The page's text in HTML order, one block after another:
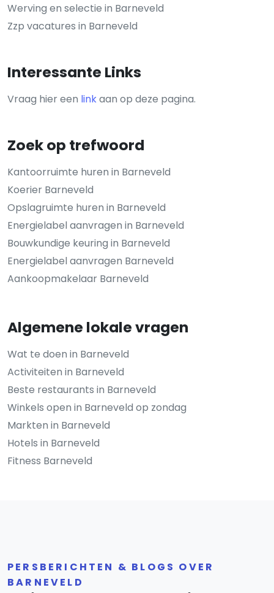
Werving en selectie in Barneveld
Zzp vacatures in Barneveld
Interessante Links
Vraag hier een linkaan op deze pagina.
Zoek op trefwoord
Kantoorruimte huren in Barneveld
Koerier Barneveld
Opslagruimte huren in Barneveld
Energielabel aanvragen in Barneveld
Bouwkundige keuring in Barneveld
Energielabel aanvragen Barneveld
Aankoopmakelaar Barneveld
Algemene lokale vragen
Wat te doen in Barneveld
Activiteiten in Barneveld
Beste restaurants in Barneveld
Winkels open in Barneveld op zondag
Markten in Barneveld
Hotels in Barneveld
Fitness Barneveld
PERSBERICHTEN & BLOGS OVER
BARNEVELD